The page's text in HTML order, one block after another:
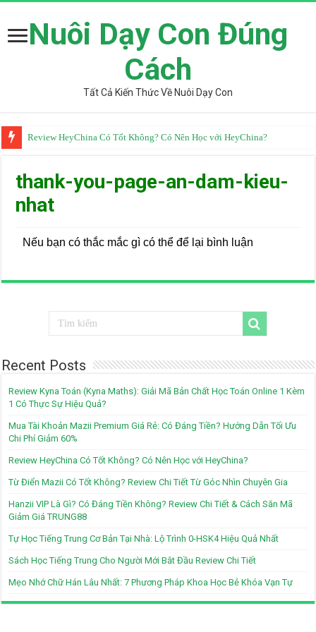
Nuôi Dạy Con Đúng
Cách
Tất Cả Kiến Thức Về Nuôi Dạy Con
Review HeyChina Có Tốt Không? Có Nên Học với HeyChina?
thank-you-page-an-dam-kieu-
nhat
Nếu bạn có thắc mắc gì có thể để lại bình luận
Recent Posts
Review Kyna Toán (Kyna Maths): Giải Mã Bản Chất Học Toán Online 1 Kèm
1 Có Thực Sự Hiệu Quả?
Mua Tài Khoản Mazii Premium Giá Rẻ: Có Đáng Tiền? Hướng Dẫn Tối Ưu
Chi Phí Giảm 60%
Review HeyChina Có Tốt Không? Có Nên Học với HeyChina?
Từ Điển Mazii Có Tốt Không? Review Chi Tiết Từ Góc Nhìn Chuyên Gia
Hanzii VIP Là Gì? Có Đáng Tiền Không? Review Chi Tiết & Cách Săn Mã
Giảm Giá TRUNG88
Tự Học Tiếng Trung Cơ Bản Tại Nhà: Lộ Trình 0-HSK4 Hiệu Quả Nhất
Sách Học Tiếng Trung Cho Người Mới Bắt Đầu Review Chi Tiết
Mẹo Nhớ Chữ Hán Lâu Nhất: 7 Phương Pháp Khoa Học Bẻ Khóa Vạn Tự